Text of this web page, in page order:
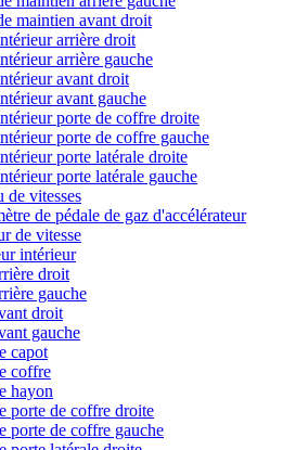
maintien avant droit
arrière droit
arrière gauche
avant droit
avant gauche
porte de coffre droite
porte de coffre gauche
porte latérale droite
porte latérale gauche
de vitesses
de pédale de gaz d'accélérateur
de vitesse
intérieur
droit
gauche
droit
gauche
capot
coffre
hayon
porte de coffre droite
porte de coffre gauche